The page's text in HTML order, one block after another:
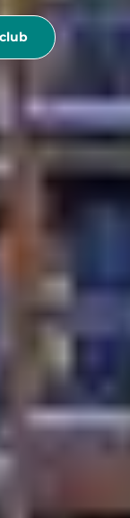
en famille
en célibataire
en groupe